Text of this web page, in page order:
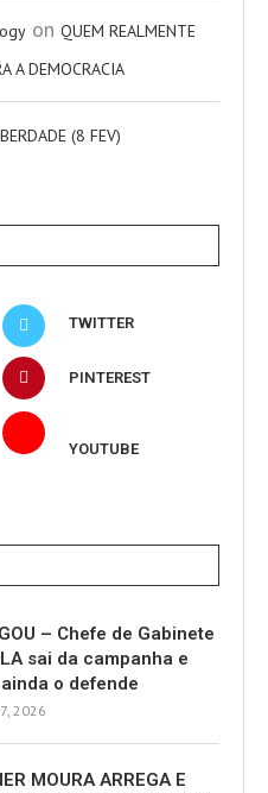
on QUEM REALMENTE
A DEMOCRACIA
(8 FEV)
TWITTER
PINTEREST
YOUTUBE
– Chefe de Gabinete
sai da campanha e
o defende
2026
MOURA ARREGA E